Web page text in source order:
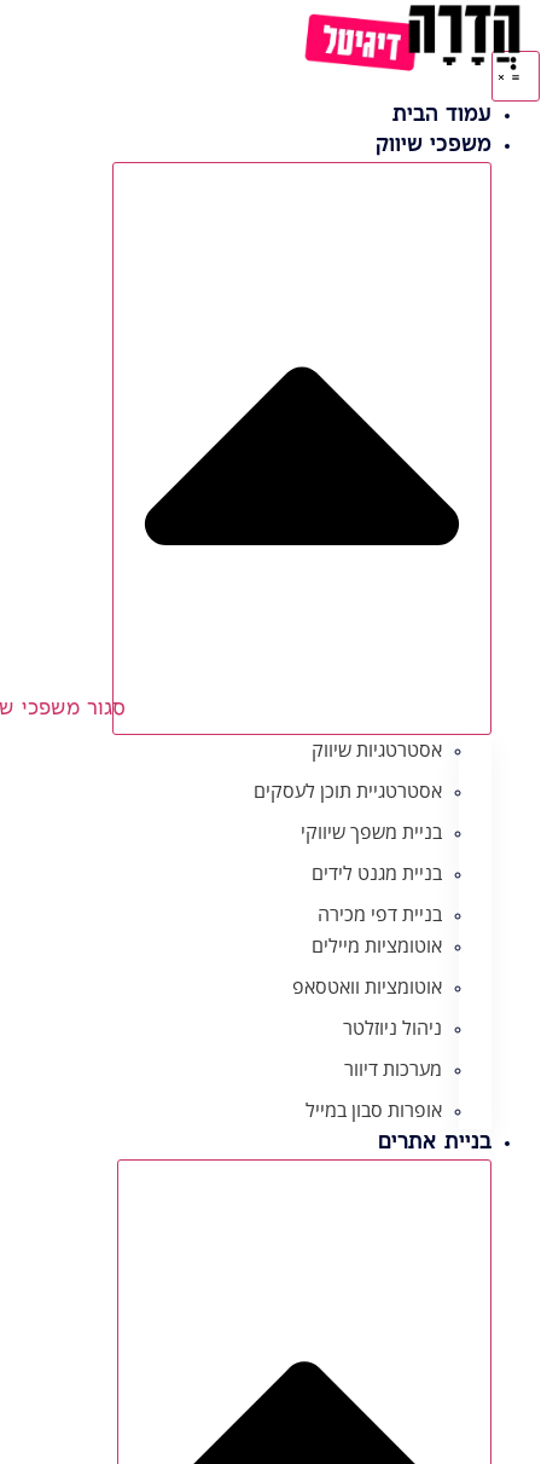
דלג
עמוד הבית
משפכי שיווק
סגור משפכי
אסטרטגיות שיווק
אסטרטגיית תוכן לעסקים
בניית משפך שיווקי
בניית מגנט לידים
בניית דפי מכירה
אוטומציות מיילים
אוטומציות וואטסאפ
ניהול ניוזלטר
מערכות דיוור
אופרות סבון במייל
בניית אתרים